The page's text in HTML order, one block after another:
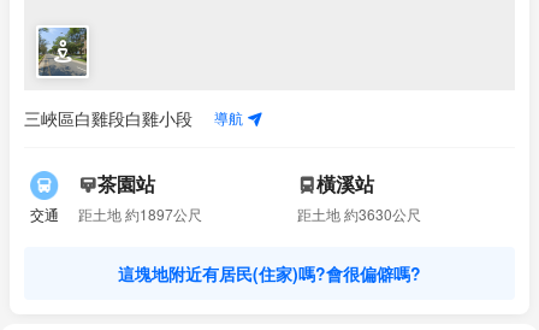
三峽區白雞段白雞小段 導航
交通
茶園站
距土地 約1897公尺
橫溪站
距土地 約3630公尺
距離最近的捷運站走路要多久?